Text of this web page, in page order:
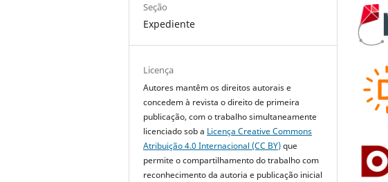
Seção
Expediente
Licença
Autores mantêm os direitos autorais e
concedem à revista o direito de primeira
publicação, com o trabalho simultaneamente
licenciado sob a Licença Creative Commons
Atribuição 4.0 Internacional (CC BY)que
permite o compartilhamento do trabalho com
reconhecimento da autoria e publicação inicial